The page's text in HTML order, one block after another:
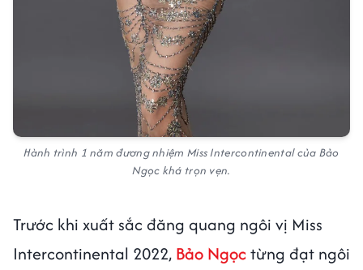
Hành trình 1 năm đương nhiệm Miss Intercontinental của Bảo
Ngọc khá trọn vẹn.
Trước khi xuất sắc đăng quang ngôi vị Miss
Intercontinental 2022, Bảo Ngọctừng đạt ngôi